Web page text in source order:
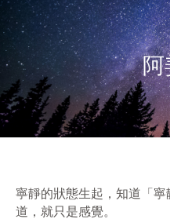
阿
寧靜的狀態生起，知道「
道，就只是感覺。